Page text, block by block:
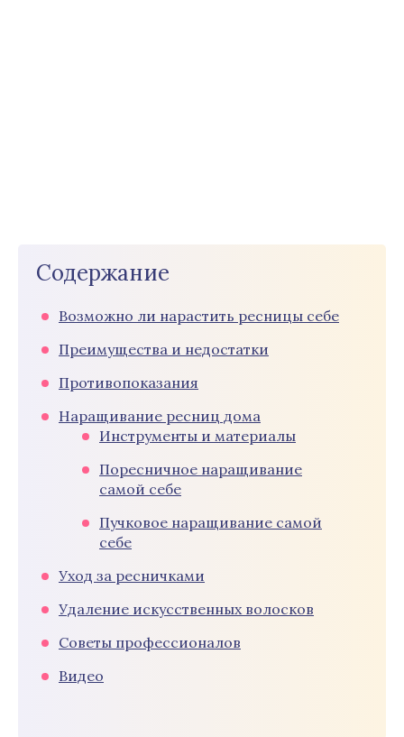
Содержание
Возможно ли нарастить ресницы себе
Преимущества и недостатки
Противопоказания
Наращивание ресниц дома
Инструменты и материалы
Поресничное наращивание
самой себе
Пучковое наращивание самой
себе
Уход за ресничками
Удаление искусственных волосков
Советы профессионалов
Видео